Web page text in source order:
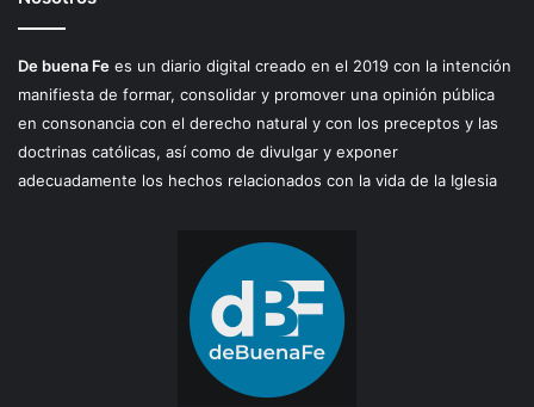
De buena Fe es un diario digital creado en el 2019 con la intención
manifiesta de formar, consolidar y promover una opinión pública
en consonancia con el derecho natural y con los preceptos y las
doctrinas católicas, así como de divulgar y exponer
adecuadamente los hechos relacionados con la vida de la Iglesia